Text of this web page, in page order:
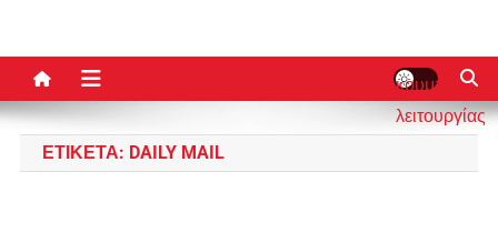
κουμπί
λειτουργίας
ΕΤΙΚΈΤΑ: DAILY MAIL